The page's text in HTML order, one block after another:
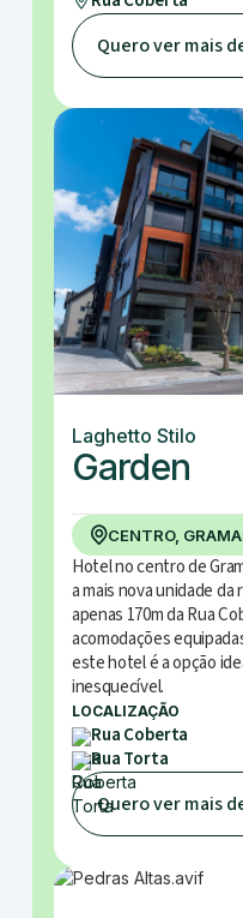
Quero ver mais
Laghetto Stilo
Garden
CENTRO,
Hotel no centro de
a mais nova unidade
apenas 170m da Rua
acomodações
este hotel é a opção
inesquecível.
LOCALIZAÇÃO
Rua Coberta
Rua Torta
Quero ver mais